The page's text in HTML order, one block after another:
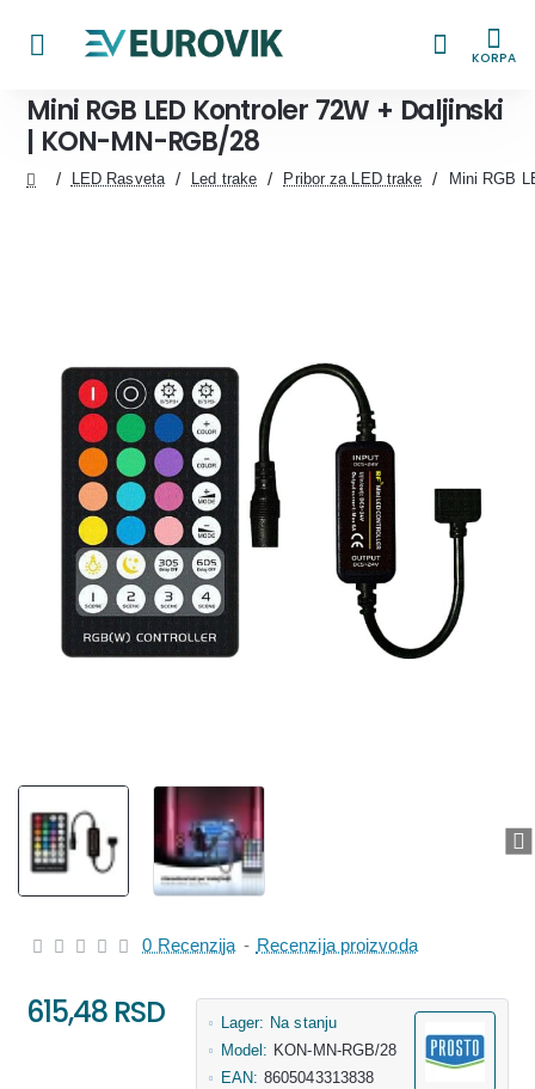
KORPA
Mini RGB LED Kontroler 72W + Daljinski
| KON-MN-RGB/28
LED Rasveta Led trake Pribor za LED trake Mini RGB
0 Recenzija - Recenzija proizvoda
615,48 RSD Lager: Na stanju
Model: KON-MN-RGB/28
EAN: 8605043313838